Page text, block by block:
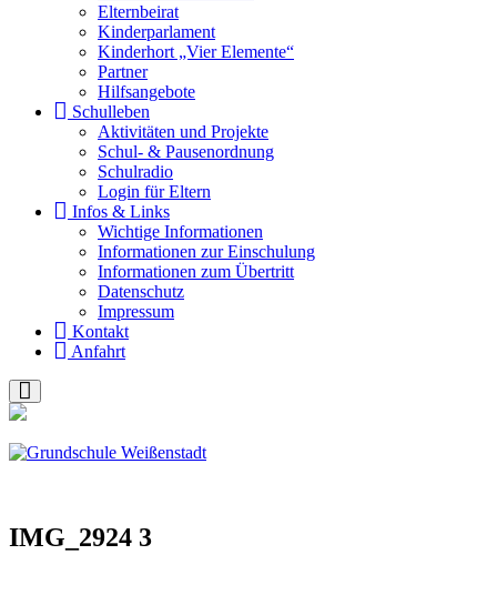
Eltern­bei­rat
Kin­der­par­la­ment
Kin­der­hort „Vier Ele­men­te“
Part­ner
Hilfs­an­ge­bo­te
Schul­le­ben
Akti­vi­tä­ten und Pro­jek­te
Schul- & Pau­sen­ord­nung
Schul­ra­dio
Log­in für Eltern
Infos & Links
Wich­ti­ge Infor­ma­tio­nen
Infor­ma­tio­nen zur Ein­schu­lung
Infor­ma­tio­nen zum Über­tritt
Daten­schutz
Impres­sum
Kon­takt
Anfahrt
IMG_2924 3